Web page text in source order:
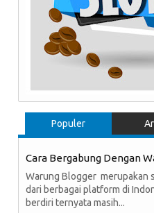
Populer
Cara Bergabung Dengan
Warung Blogger merupakan
dari berbagai platform di
berdiri ternyata masih...